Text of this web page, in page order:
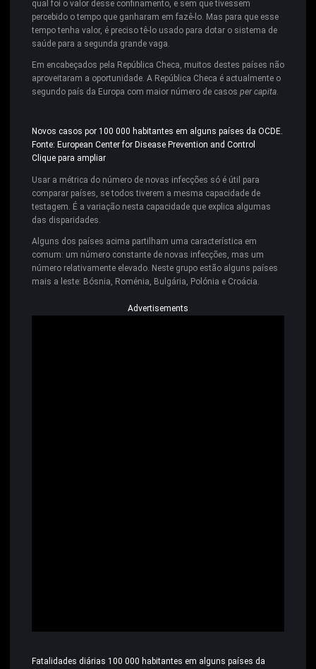
qual foi o valor desse confinamento, e sem que tivessem
percebido o tempo que ganharam em fazê-lo. Mas para que esse
tempo tenha valor, é preciso tê-lo usado para dotar o sistema de
saúde para a segunda grande vaga.
Em encabeçados pela República Checa, muitos destes países não
aproveitaram a oportunidade. A República Checa é actualmente o
segundo país da Europa com maior número de casos per capita.
Novos casos por 100 000 habitantes em alguns países da OCDE.
Fonte: European Center for Disease Prevention and Control
Clique para ampliar
Usar a métrica do número de novas infecções só é útil para
comparar países, se todos tiverem a mesma capacidade de
testagem. É a variação nesta capacidade que explica algumas
das disparidades.
Alguns dos países acima partilham uma característica em
comum: um número constante de novas infecções, mas um
número relativamente elevado. Neste grupo estão alguns países
mais a leste: Bósnia, Roménia, Bulgária, Polónia e Croácia.
Advertisements
Fatalidades diárias 100 000 habitantes em alguns países da